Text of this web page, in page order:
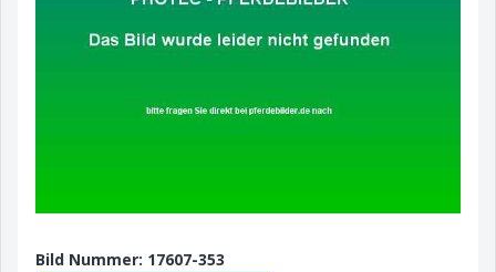
Bild Nummer: 17607-353